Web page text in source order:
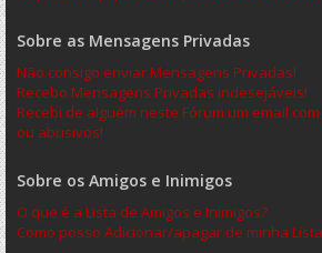
Sobre as Mensagens Privadas
Não consigo enviar Mensagens Privadas!
Recebo Mensagens Privadas indesejáveis!
Recebi de alguém neste Fórum um email
ou abusivos!
Sobre os Amigos e Inimigos
O que é a Lista de Amigos e Inimigos?
Como posso Adicionar/apagar de minha